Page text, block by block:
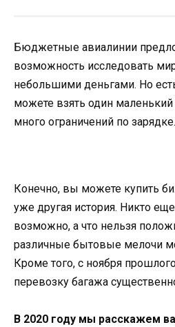
Бюджетные авиалинии
возможность исследовать
небольшими деньгами. Но
можете взять один маленький
много ограничений по зарядке.
Конечно, вы можете купить
уже другая история. Никто еще
возможно, а что нельзя
различные бытовые мелочи
Кроме того, с ноября
перевозку багажа
В 2020 году мы расскажем